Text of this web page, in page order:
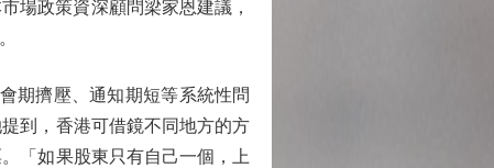
場政策資深顧問梁家恩建議，
期擠壓、通知期短等系統性問
到，香港可借鏡不同地方的方
「如果股東只有自己一個，上